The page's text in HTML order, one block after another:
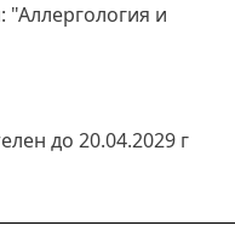
"Аллергология и
до 20.04.2029 г